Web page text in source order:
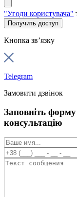
"Угоди користувача"
Кнопка зв’язку
Telegram
Замовити дзвінок
Заповніть
консультацію